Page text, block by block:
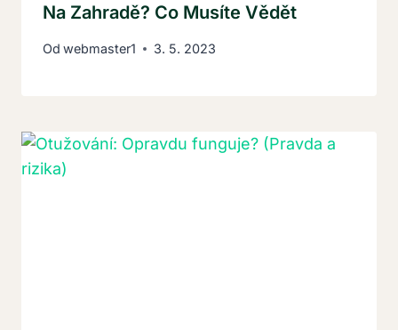
Na Zahradě? Co Musíte Vědět
Od webmaster1 3. 5. 2023